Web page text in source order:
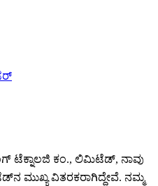
ಟೆಕ್ನಾಲಜಿ ಕಂ., ಲಿಮಿಟೆಡ್, ನಾವು
ಮುಖ್ಯ ವಿತರಕರಾಗಿದ್ದೇವೆ. ನಮ್ಮ